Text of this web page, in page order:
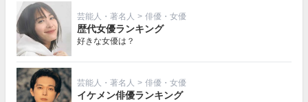
芸能人・著名人 > 俳優・女優
歴代女優ランキング
好きな女優は？
芸能人・著名人 > 俳優・女優
イケメン俳優ランキング